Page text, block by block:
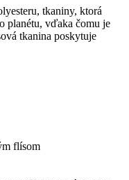
tkaniny, ktorá
planétu, vďaka čomu je
tkanina poskytuje
flísom